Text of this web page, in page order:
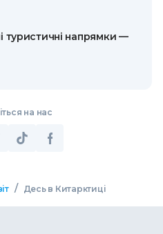
туристичні напрямки —
на нас
/ Десь в Китарктиці